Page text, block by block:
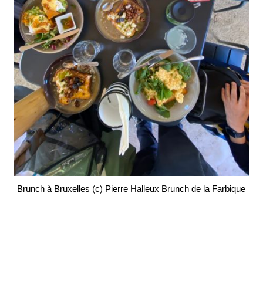
Brunch à Bruxelles (c) Pierre Halleux Brunch de la Farbique